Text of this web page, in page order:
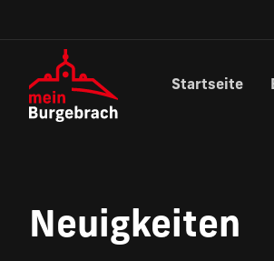
Startseite
Neuigkeiten